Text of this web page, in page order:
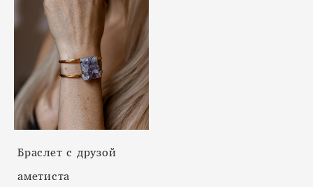
Браслет с друзой
аметиста